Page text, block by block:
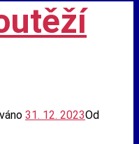
31. 12. 2023Od